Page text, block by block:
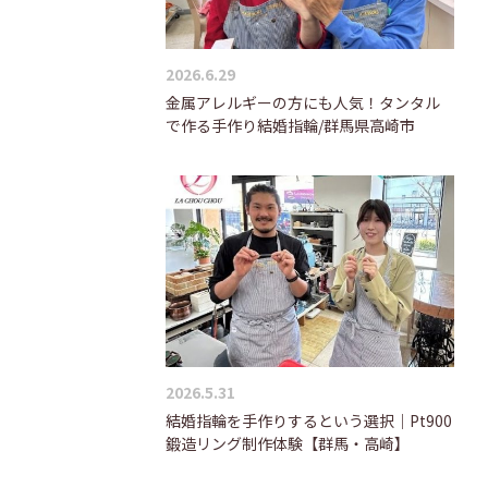
2026.6.29
金属アレルギーの方にも人気！タンタル
で作る手作り結婚指輪/群馬県高崎市
2026.5.31
結婚指輪を手作りするという選択｜Pt900
鍛造リング制作体験【群馬・高崎】